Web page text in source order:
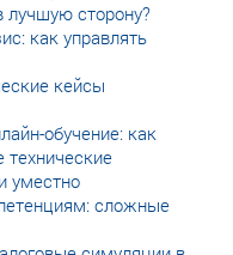
лучшую сторону?
как управлять
кейсы
обучение: как
технические
уместно
сложные